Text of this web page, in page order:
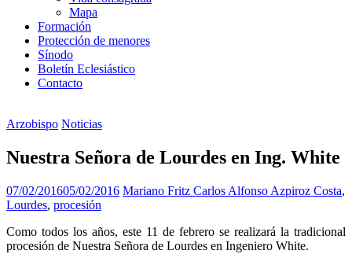
Mapa
Formación
Protección de menores
Sínodo
Boletín Eclesiástico
Contacto
Arzobispo Noticias
Nuestra Señora de Lourdes en Ing. White
07/02/201605/02/2016 Mariano Fritz Carlos Alfonso Azpiroz Costa,
Lourdes, procesión
Como todos los años, este 11 de febrero se realizará la tradicional
procesión de Nuestra Señora de Lourdes en Ingeniero White.